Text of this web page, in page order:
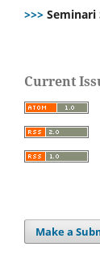
>>> Seminari
Current
Make a